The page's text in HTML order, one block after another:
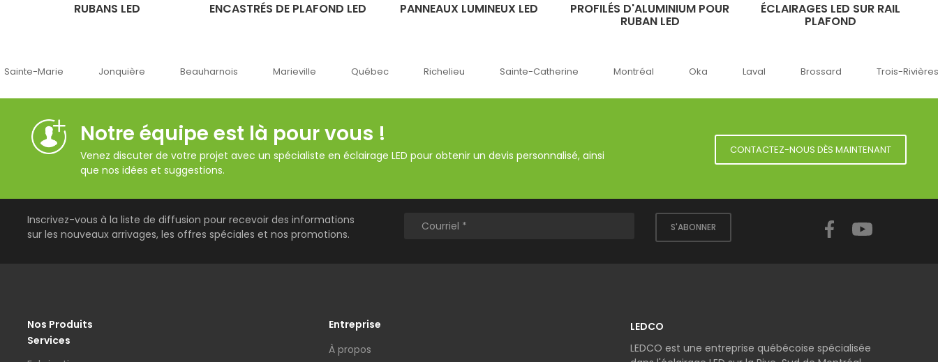
RUBANS LED ENCASTRÉS DE PLAFOND LED PANNEAUX LUMINEUX LED PROFILÉS D'ALUMINIUM POUR
RUBAN LED
ÉCLAIRAGES LED SUR RAIL
PLAFOND
Jonquière Beauharnois Marieville Québec Richelieu Sainte-Catherine Montréal Oka Brossard Trois-Rivières
Notre équipe est là pour vous !
Venez discuter de votre projet avec un spécialiste en éclairage LED pour obtenir un devis personnalisé, ainsi
que nos idées et suggestions.
CONTACTEZ-NOUS DÈS MAINTENANT
Inscrivez-vous à la liste de diffusion pour recevoir des informations
sur les nouveaux arrivages, les offres spéciales et nos promotions.
S'ABONNER
Facebook
Nos Produits
Services
Entreprise
À propos
LEDCO
LEDCO est une entreprise québécoise spécialisée